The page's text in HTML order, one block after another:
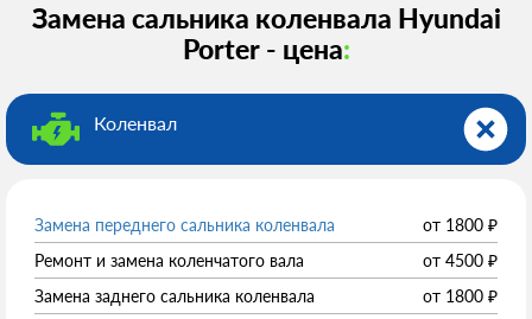
Замена сальника коленвала Hyundai
Porter - цена:
Коленвал
Замена переднего сальника коленвала от 1800 ₽
Ремонт и замена коленчатого вала
от 4500 ₽
Замена заднего сальника коленвала
от 1800 ₽